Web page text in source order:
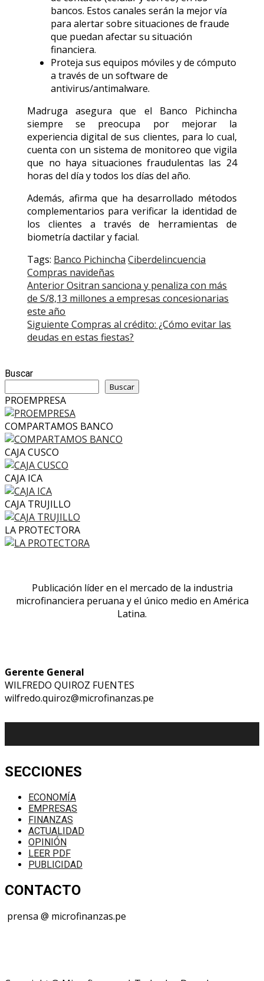
bancos. Estos canales serán la mejor vía
para alertar sobre situaciones de fraude
que puedan afectar su situación
financiera.
Proteja sus equipos móviles y de cómputo
a través de un software de
antivirus/antimalware.
Madruga asegura que el Banco Pichincha
siempre se preocupa por mejorar la
experiencia digital de sus clientes, para lo cual,
cuenta con un sistema de monitoreo que vigila
que no haya situaciones fraudulentas las 24
horas del día y todos los días del año.
Además, afirma que ha desarrollado métodos
complementarios para verificar la identidad de
los clientes a través de herramientas de
biometría dactilar y facial.
Tags: Banco Pichincha Ciberdelincuencia
Compras navideñas
Post
navigation
AnteriorOsitran sanciona y penaliza con más
de S/8,13 millones a empresas concesionarias
este año
Siguiente Compras al crédito: ¿Cómo evitar las
deudas en estas fiestas?
Buscar
Buscar
PROEMPRESA
COMPARTAMOS BANCO
CAJA CUSCO
CAJA ICA
CAJA TRUJILLO
LA PROTECTORA
Publicación líder en el mercado de la industria
microfinanciera peruana y el único medio en América
Latina.
Gerente General
WILFREDO QUIROZ FUENTES
wilfredo.quiroz@microfinanzas.pe
SECCIONES
ECONOMÍA
EMPRESAS
FINANZAS
ACTUALIDAD
OPINIÓN
LEER PDF
PUBLICIDAD
CONTACTO
prensa @ microfinanzas.pe